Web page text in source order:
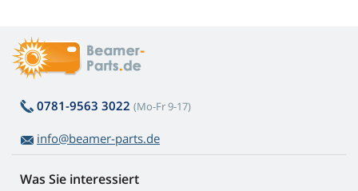
0781-9563 3022 (Mo-Fr 9-17)
info@beamer-parts.de
Was Sie interessiert